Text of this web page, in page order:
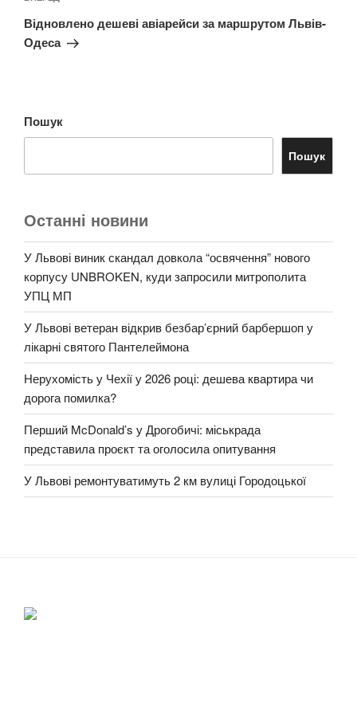
запис
Відновлено дешеві авіарейси за маршрутом Львів-
Одеса
Пошук
Пошук
Останні новини
У Львові виник скандал довкола “освячення” нового
корпусу UNBROKEN, куди запросили митрополита
УПЦ МП
У Львові ветеран відкрив безбар’єрний барбершоп у
лікарні святого Пантелеймона
Нерухомість у Чехії у 2026 році: дешева квартира чи
дорога помилка?
Перший McDonald’s у Дрогобичі: міськрада
представила проєкт та оголосила опитування
У Львові ремонтуватимуть 2 км вулиці Городоцької